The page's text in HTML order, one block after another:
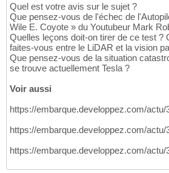
Quel est votre avis sur le sujet ?
Que pensez-vous de l'échec de
Wile E. Coyote » du Youtubeur Mark
Quelles leçons doit-on tirer de ce test ?
faites-vous entre le LiDAR et la vision
Que pensez-vous de la situation
se trouve actuellement Tesla ?
Voir aussi
https://embarque.developpez.com/actu/
https://embarque.developpez.com/actu/
https://embarque.developpez.com/actu/